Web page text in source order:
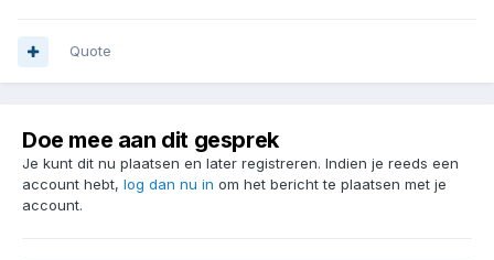
Quote
Doe mee aan dit gesprek
Je kunt dit nu plaatsen en later registreren. Indien je reeds een
account hebt, log dan nu in om het bericht te plaatsen met je
account.